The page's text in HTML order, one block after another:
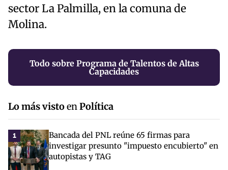
sector La Palmilla, en la comuna de
Molina.
Todo sobre Programa de Talentos de Altas
Capacidades
Lo más vistoenPolítica
1
Bancada del PNL reúne 65 firmas para
investigar presunto "impuesto encubierto" en
autopistas y TAG